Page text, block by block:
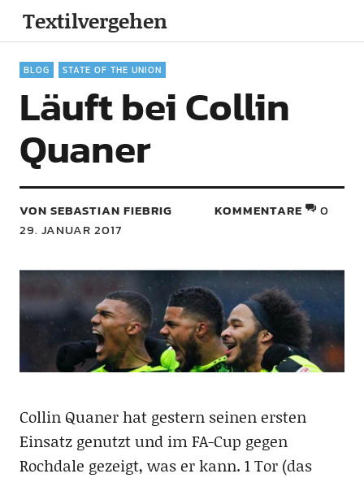
Textilvergehen
BLOG STATE OF THE UNION
Läuft bei Collin
Quaner
VON SEBASTIAN FIEBRIG
29. JANUAR 2017
KOMMENTARE 0
Collin Quaner hat gestern seinen ersten
Einsatz genutzt und im FA-Cup gegen
Rochdale gezeigt, was er kann. 1 Tor (das